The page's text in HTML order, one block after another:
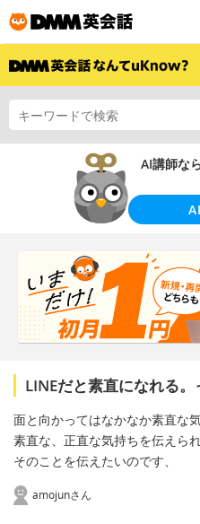
AI講師な
LINEだと素直になれる
面と向かってはなかなか素直な
素直な、正直な気持ちを伝えられ
そのことを伝えたいのです、
amojunさん